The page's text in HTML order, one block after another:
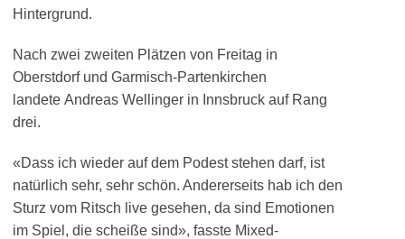
Hintergrund.
Nach zwei zweiten Plätzen von Freitag in
Oberstdorf und Garmisch-Partenkirchen
landete Andreas Wellinger in Innsbruck auf Rang
drei.
«Dass ich wieder auf dem Podest stehen darf, ist
natürlich sehr, sehr schön. Andererseits hab ich den
Sturz vom Ritsch live gesehen, da sind Emotionen
im Spiel, die scheiße sind», fasste Mixed-